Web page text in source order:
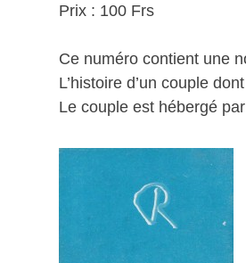
Prix : 100 Frs
Ce numéro contient une
L’histoire d’un couple
Le couple est hébergé